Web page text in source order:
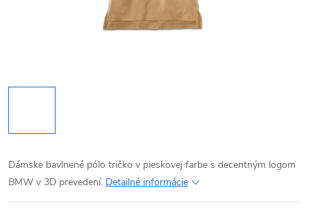
Dámske bavlnené pólo tričko v pieskovej farbe s decentným logom
BMW v 3D prevedení. Detailné informácie